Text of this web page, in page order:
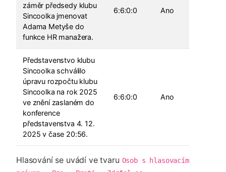
záměr předsedy klubu
Sincoolka jmenovat
Adama Metyše do
funkce HR manažera.
6:6:0:0 Ano
Představenstvo klubu
Sincoolka schválilo
úpravu rozpočtu klubu
Sincoolka na rok 2025
ve znění zaslaném do
konference
představenstva 4. 12.
2025 v čase 20:56.
6:6:0:0 Ano
Hlasování se uvádí ve tvaru Osob s hlasovacím